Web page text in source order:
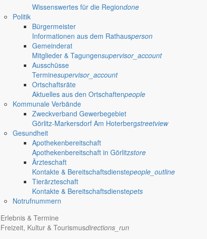
Wissenswertes für die Regiondone
Politik
Bürgermeister
Informationen aus dem Rathausperson
Gemeinderat
Mitglieder & Tagungensupervisor_account
Ausschüsse
Terminesupervisor_account
Ortschaftsräte
Aktuelles aus den Ortschaftenpeople
Kommunale Verbände
Zweckverband Gewerbegebiet
Görlitz-Markersdorf Am Hoterbergstreetview
Gesundheit
Apothekenbereitschaft
Apothekenbereitschaft in Görlitzstore
Ärzteschaft
Kontakte & Bereitschaftsdienstepeople_outline
Tierärzteschaft
Kontakte & Bereitschaftsdienstepets
Notrufnummern
Erlebnis & Termine
Freizeit, Kultur & Tourismusdirections_run